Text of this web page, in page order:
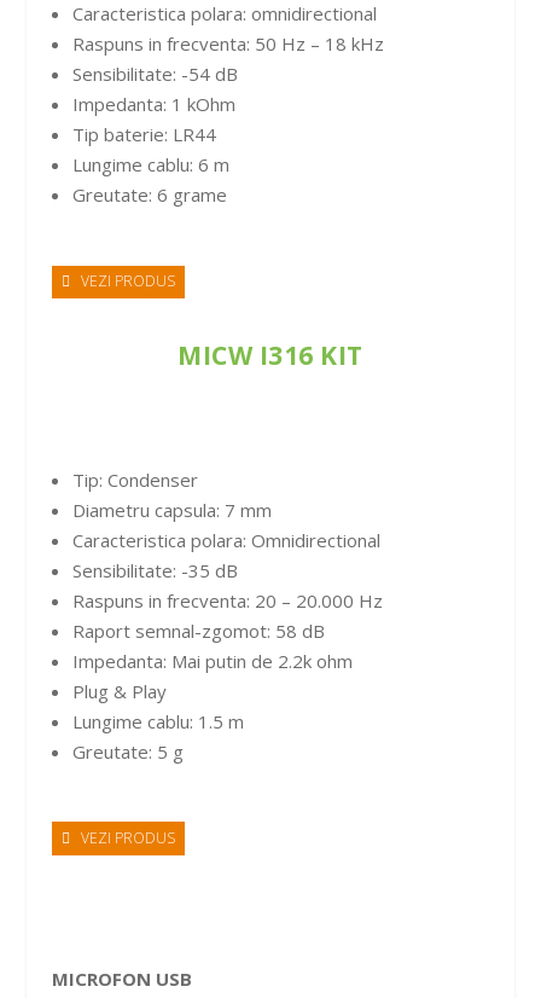
Caracteristica polara: omnidirectional
Raspuns in frecventa: 50 Hz – 18 kHz
Sensibilitate: -54 dB
Impedanta: 1 kOhm
Tip baterie: LR44
Lungime cablu: 6 m
Greutate: 6 grame
VEZI PRODUS
MICW I316 KIT
Tip: Condenser
Diametru capsula: 7 mm
Caracteristica polara: Omnidirectional
Sensibilitate: -35 dB
Raspuns in frecventa: 20 – 20.000 Hz
Raport semnal-zgomot: 58 dB
Impedanta: Mai putin de 2.2k ohm
Plug & Play
Lungime cablu: 1.5 m
Greutate: 5 g
VEZI PRODUS
MICROFON USB